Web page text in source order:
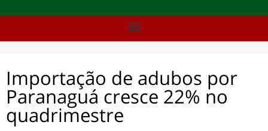
Importação de adubos por
Paranaguá cresce 22% no
quadrimestre